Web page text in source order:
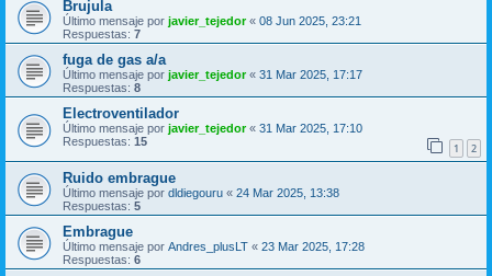
Brujula
Último mensaje por javier_tejedor« 08 Jun 2025, 23:21
Respuestas: 7
fuga de gas a/a
Último mensaje por javier_tejedor« 31 Mar 2025, 17:17
Respuestas: 8
Electroventilador
Último mensaje por javier_tejedor« 31 Mar 2025, 17:10
Respuestas: 15 1 2
Ruido embrague
Último mensaje por dldiegouru « 24 Mar 2025, 13:38
Respuestas: 5
Embrague
Último mensaje por Andres_plusLT « 23 Mar 2025, 17:28
Respuestas: 6